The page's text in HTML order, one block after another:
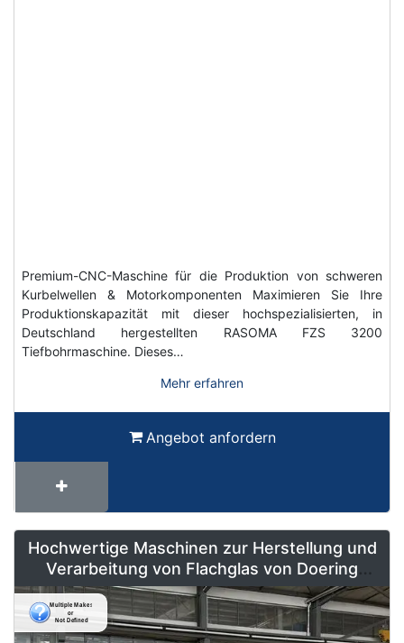
Premium-CNC-Maschine für die Produktion von schweren
Kurbelwellen & Motorkomponenten Maximieren Sie Ihre
Produktionskapazität mit dieser hochspezialisierten, in
Deutschland hergestellten RASOMA FZS 3200
Tiefbohrmaschine. Dieses…
Mehr erfahren
Angebot anfordern
Hochwertige Maschinen zur Herstellung und
Verarbeitung von Flachglas von Doering
Radeburg – Weltweit erhältlich